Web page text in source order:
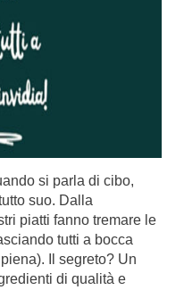
si parla di cibo,
suo. Dalla
piatti fanno tremare le
tutti a bocca
Il segreto? Un
di qualità e